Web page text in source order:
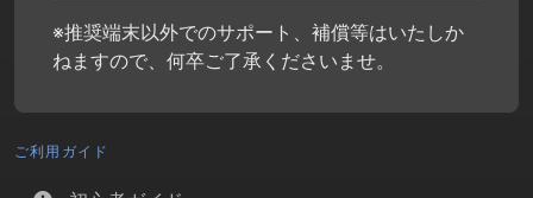
※推奨端末以外でのサポート、補償等はいたしか
ねますので、何卒ご了承くださいませ。
ご利用ガイド